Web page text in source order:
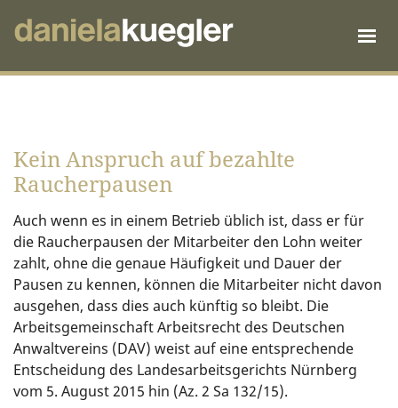
Kein Anspruch auf bezahlte
Raucherpausen
Auch wenn es in einem Betrieb üblich ist, dass er für
die Raucherpausen der Mitarbeiter den Lohn weiter
zahlt, ohne die genaue Häufigkeit und Dauer der
Pausen zu kennen, können die Mitarbeiter nicht davon
ausgehen, dass dies auch künftig so bleibt. Die
Arbeitsgemeinschaft Arbeitsrecht des Deutschen
Anwaltvereins (DAV) weist auf eine entsprechende
Entscheidung des Landesarbeitsgerichts Nürnberg
vom 5. August 2015 hin (Az. 2 Sa 132/15).